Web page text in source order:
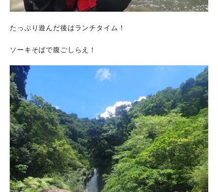
たっぷり遊んだ後はランチタイム！
ソーキそばで腹ごしらえ！